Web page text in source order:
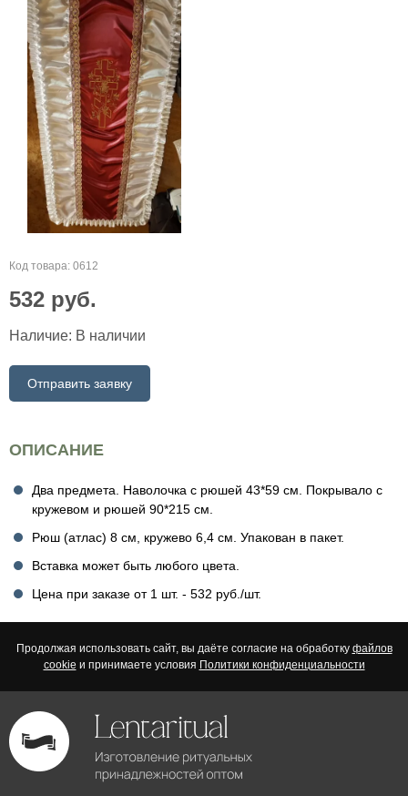
Код товара: 0612
532 руб.
Наличие: В наличии
Отправить заявку
ОПИСАНИЕ
Два предмета. Наволочка с рюшей 43*59 см. Покрывало с
кружевом и рюшей 90*215 см.
Рюш (атлас) 8 см, кружево 6,4 см. Упакован в пакет.
Вставка может быть любого цвета.
Цена при заказе от 1 шт. - 532 руб./шт.
Продолжая использовать сайт, вы даёте согласие на обработку файлов
cookie и принимаете условия Политики конфиденциальности